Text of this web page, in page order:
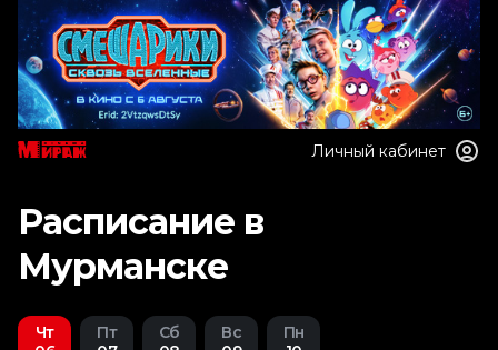
Личный кабинет
Расписание в
Мурманске
Чт
Пт
Сб
Вс
Пн